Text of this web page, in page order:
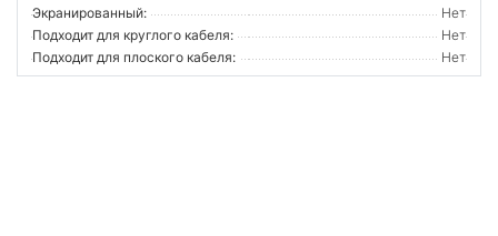
Экранированный:
Нет
Подходит для круглого кабеля:
Нет
Подходит для плоского кабеля:
Нет